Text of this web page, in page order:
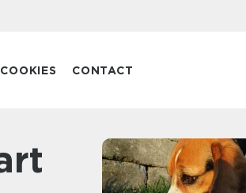
COOKIES CONTACT